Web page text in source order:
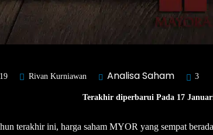
Rivan Kurniawan Analisa Saham 3
Terakhir diperbarui Pada 17
terakhir ini, harga saham MYOR yang sempat